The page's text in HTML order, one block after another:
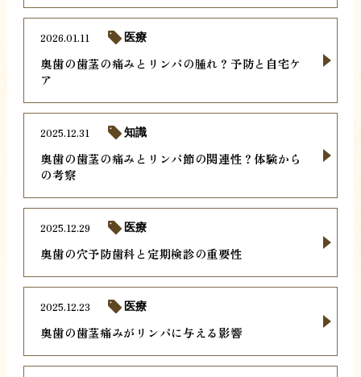
奥歯の歯茎の痛みとリンパの腫れ？予防と自宅ケ
ア
2026.01.11 医療
奥歯の歯茎の痛みとリンパ節の関連性？体験から
の考察
2025.12.31 知識
奥歯の穴予防歯科と定期検診の重要性
2025.12.29 医療
奥歯の歯茎痛みがリンパに与える影響
2025.12.23 医療